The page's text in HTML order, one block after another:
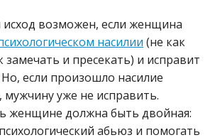
исход возможен, если женщина
насилии (не как
замечать и пресекать) и исправит
если произошло насилие
мужчину уже не исправить.
женщине должна быть двойная:
абьюз и помогать